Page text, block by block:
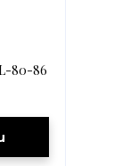
80-86